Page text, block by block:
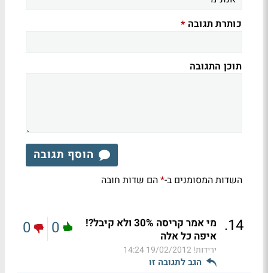
כותרת תגובה *
תוכן התגובה
הוסף תגובה
השדות המסומנים ב-*הם שדות חובה
14
.
מי אמר קריסה 30% ולא קיבל?!
איפה כל אלה
ירידות!19/02/2012 14:24
הגב לתגובה זו
0
0